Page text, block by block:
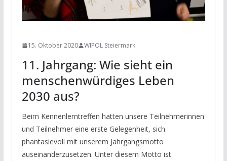
15. Oktober 2020 WIPOL Steiermark
11. Jahrgang: Wie sieht ein
menschenwürdiges Leben
2030 aus?
Beim Kennenlerntreffen hatten unsere Teilnehmerinnen
und Teilnehmer eine erste Gelegenheit, sich
phantasievoll mit unserem Jahrgangsmotto
auseinanderzusetzen. Unter diesem Motto ist